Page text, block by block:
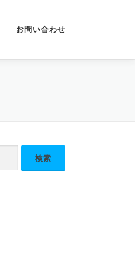
お問い合わせ